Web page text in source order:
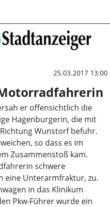
25.03.2017 13:00
er offensichtlich die
Hagenburgerin, die mit
Wunstorf befuhr.
so dass es im
Zusammenstoß kam.
schwere
eine Unterarmfraktur, zu.
in das Klinikum
Pkw-Führer wurde ein